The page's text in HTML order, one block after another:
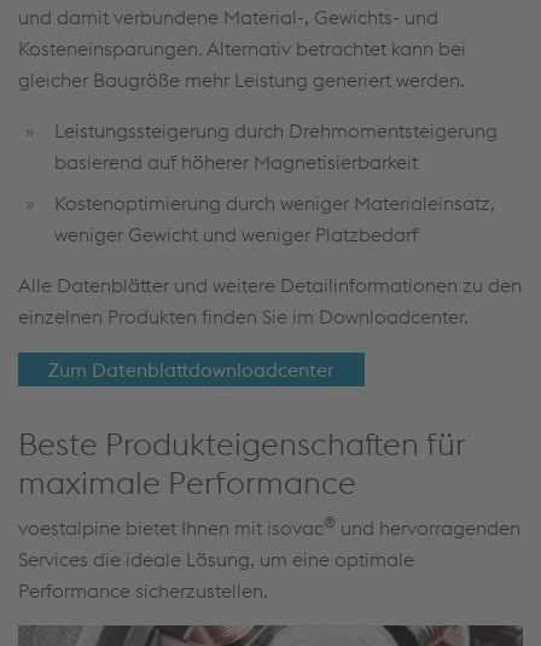
und damit verbundene Material-, Gewichts- und
Kosteneinsparungen. Alternativ betrachtet kann bei
gleicher Baugröße mehr Leistung generiert werden.
Leistungssteigerung durch Drehmomentsteigerung
basierend auf höherer Magnetisierbarkeit
Kostenoptimierung durch weniger Materialeinsatz,
weniger Gewicht und weniger Platzbedarf
Alle Datenblätter und weitere Detailinformationen zu den
einzelnen Produkten finden Sie im Downloadcenter.
Zum Datenblattdownloadcenter
Beste Produkteigenschaften für
maximale Performance
voestalpine bietet Ihnen mit isovac® und hervorragenden
Services die ideale Lösung, um eine optimale
Performance sicherzustellen.